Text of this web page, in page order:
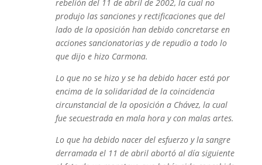
rebelión del 11 de abril de 2002, la cual no
produjo las sanciones y rectificaciones que del
lado de la oposición han debido concretarse en
acciones sancionatorias y de repudio a todo lo
que dijo e hizo Carmona.
Lo que no se hizo y se ha debido hacer está por
encima de la solidaridad de la coincidencia
circunstancial de la oposición a Chávez, la cual
fue secuestrada en mala hora y con malas artes.
Lo que ha debido nacer del esfuerzo y la sangre
derramada el 11 de abril abortó al día siguiente